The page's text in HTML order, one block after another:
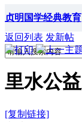
贞明国学经典教育
返回列表 发新帖
里水公
[复制链接]